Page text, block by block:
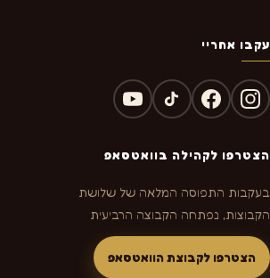
עקבו אחריי
הצטרפו לקהילה בוואטסאפ
בעקבות התפוסה המלאה של שלושת
הקבוצות, נפתחה הקבוצה הרביעית
הצטרפו לקבוצת הוואטסאפ